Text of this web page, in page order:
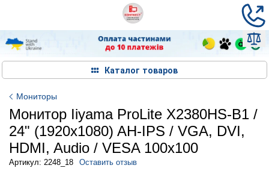
Каталог товаров
Мониторы
Монитор Iiyama ProLite X2380HS-B1 /
24" (1920x1080) AH-IPS / VGA, DVI,
HDMI, Audio / VESA 100x100
Артикул: 2248_18 Оставить отзыв